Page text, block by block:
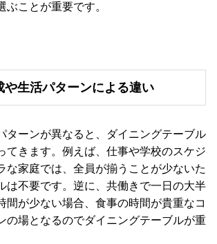
ぶことが重要です。
や生活パターンによる違い
ターンが異なると、ダイニングテーブル
てきます。例えば、仕事や学校のスケジ
な家庭では、全員が揃うことが少ないた
は不要です。逆に、共働きで一日の大半
間が少ない場合、食事の時間が貴重なコ
の場となるのでダイニングテーブルが重